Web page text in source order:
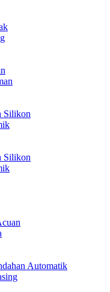
Silikon
Silikon
Automatik